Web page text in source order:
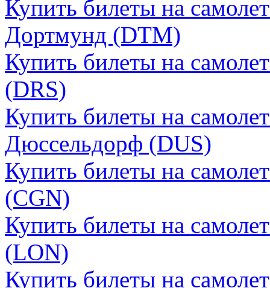
Купить билеты на
Дортмунд (DTM)
Купить билеты на
(DRS)
Купить билеты на
Дюссельдорф (DUS)
Купить билеты на
(CGN)
Купить билеты на
(LON)
Купить билеты на